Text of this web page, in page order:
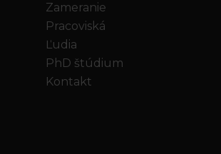
Zameranie
Pracoviská
Ľudia
PhD štúdium
Kontakt